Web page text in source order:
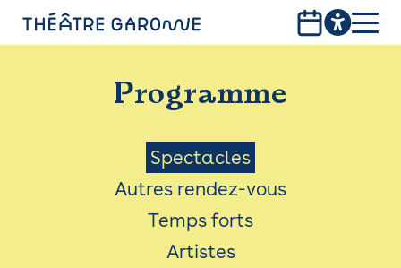
PROGRAMME
INFOS PRATIQUES
AVEC LES PUBLICS
ACCESSIBILITÉ
LES PRODUCTIONS
Programme
Menu
Saison
Spectacles
Autres rendez-vous
Temps forts
Artistes